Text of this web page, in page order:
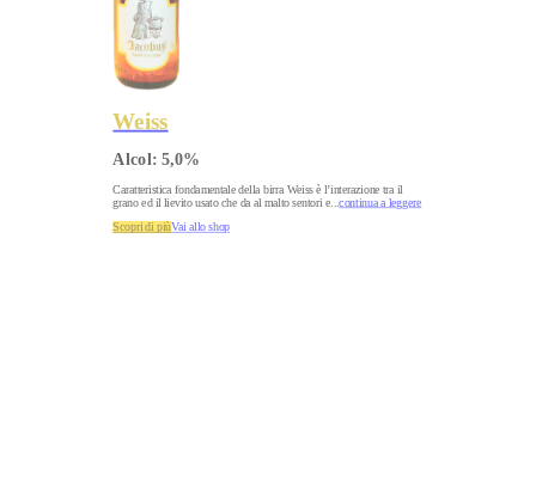
Weiss
Alcol: 5,0%
Caratteristica fondamentale della birra Weiss è l’interazione tra il
grano ed il lievito usato che da al malto sentori e ...continua a leggere
Scopri di piùVai allo shop